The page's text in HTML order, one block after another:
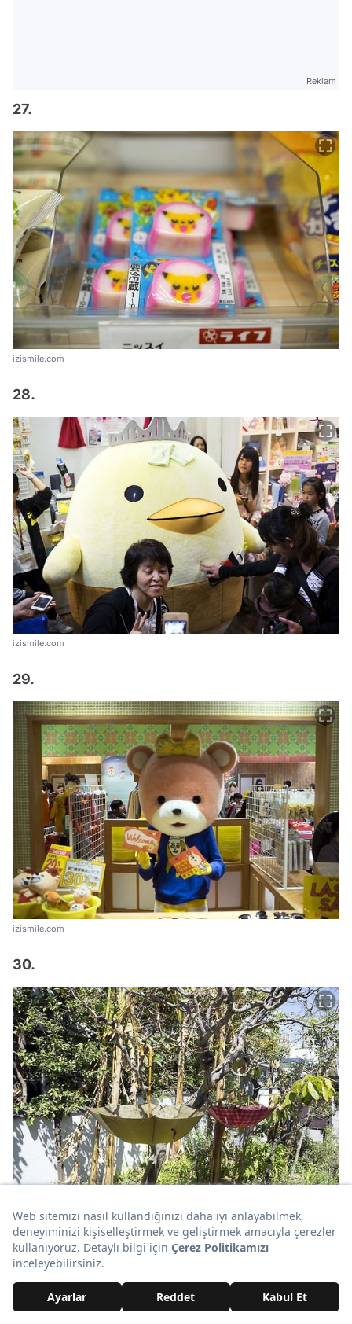
Reklam
27.
izismile.com
28.
izismile.com
29.
izismile.com
30.
izismile.com
31.